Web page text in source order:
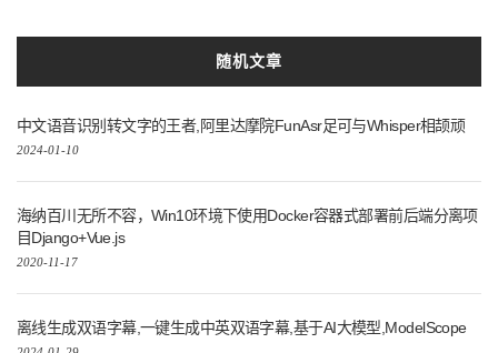
随机文章
中文语音识别转文字的王者,阿里达摩院FunAsr足可与Whisper相颉顽
2024-01-10
海纳百川无所不容，Win10环境下使用Docker容器式部署前后端分离项
目Django+Vue.js
2020-11-17
离线生成双语字幕,一键生成中英双语字幕,基于AI大模型,ModelScope